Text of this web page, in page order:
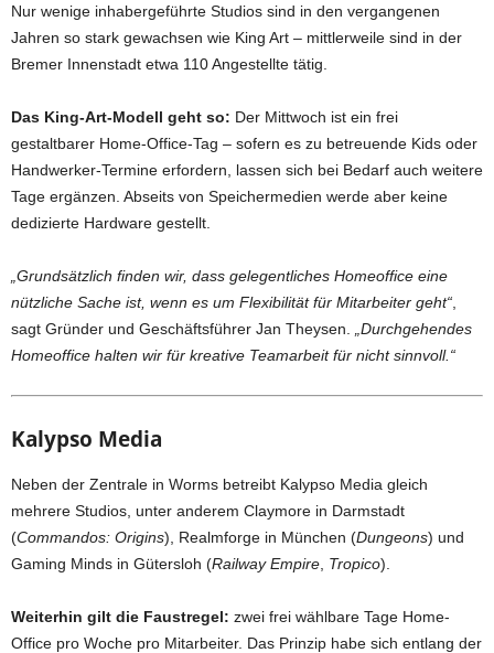
Nur wenige inhabergeführte Studios sind in den vergangenen
Jahren so stark gewachsen wie King Art – mittlerweile sind in der
Bremer Innenstadt etwa 110 Angestellte tätig.
Das King-Art-Modell geht so: Der Mittwoch ist ein frei
gestaltbarer Home-Office-Tag – sofern es zu betreuende Kids oder
Handwerker-Termine erfordern, lassen sich bei Bedarf auch weitere
Tage ergänzen. Abseits von Speichermedien werde aber keine
dedizierte Hardware gestellt.
„Grundsätzlich finden wir, dass gelegentliches Homeoffice eine
nützliche Sache ist, wenn es um Flexibilität für Mitarbeiter geht“
sagt Gründer und Geschäftsführer Jan Theysen.
„Durchgehendes
Homeoffice halten wir für kreative Teamarbeit für nicht sinnvoll.“
Kalypso Media
Neben der Zentrale in Worms betreibt Kalypso Media gleich
mehrere Studios, unter anderem Claymore in Darmstadt
(Commandos: Origins), Realmforge in München (Dungeons) und
Gaming Minds in Gütersloh (Railway Empire Tropico).
Weiterhin gilt die Faustregel: zwei frei wählbare Tage Home-
Office pro Woche pro Mitarbeiter. Das Prinzip habe sich entlang der